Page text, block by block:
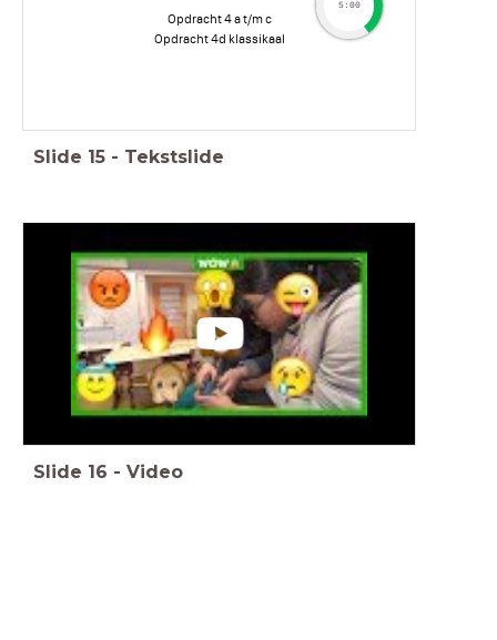
Opdracht 4 a t/m c
Opdracht 4d klassikaal
5:00
Slide 15 - Tekstslide
Slide 16 - Video